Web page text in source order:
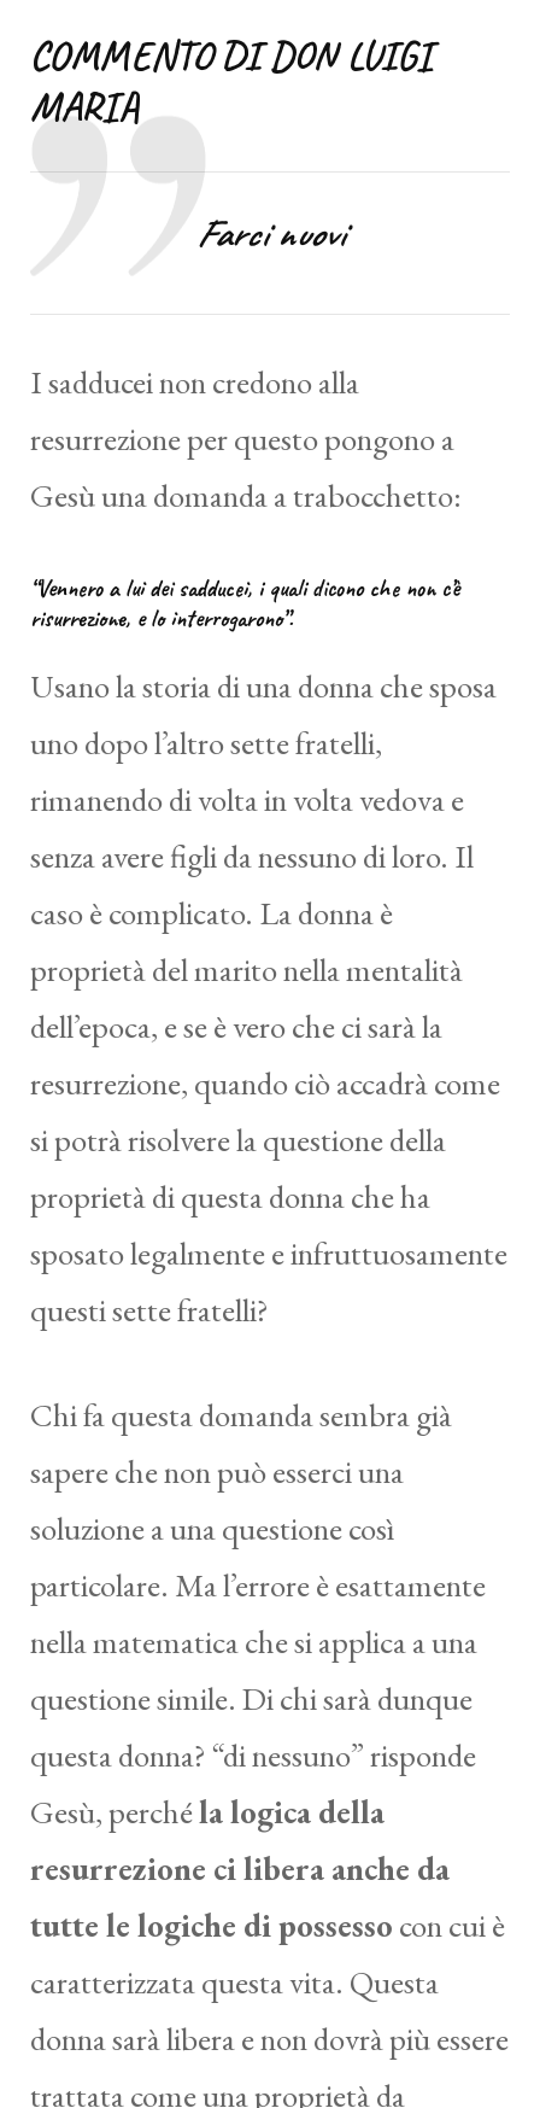
COMMENTO DI DON LUIGI
MARIA
Farci nuovi
I sadducei non credono alla
resurrezione per questo pongono a
Gesù una domanda a trabocchetto:
“Vennero a lui dei sadducei, i quali dicono che non c’è
risurrezione, e lo interrogarono”.
Usano la storia di una donna che sposa
uno dopo l’altro sette fratelli,
rimanendo di volta in volta vedova e
senza avere figli da nessuno di loro. Il
caso è complicato. La donna è
proprietà del marito nella mentalità
dell’epoca, e se è vero che ci sarà la
resurrezione, quando ciò accadrà come
si potrà risolvere la questione della
proprietà di questa donna che ha
sposato legalmente e infruttuosamente
questi sette fratelli?
Chi fa questa domanda sembra già
sapere che non può esserci una
soluzione a una questione così
particolare. Ma l’errore è esattamente
nella matematica che si applica a una
questione simile. Di chi sarà dunque
questa donna? “di nessuno” risponde
Gesù, perchéla logica della
resurrezione ci libera anche da
tutte le logiche di possesso con cui è
caratterizzata questa vita. Questa
donna sarà libera e non dovrà più essere
trattata come una proprietà da